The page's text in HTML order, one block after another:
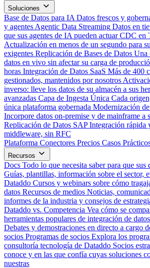
Soluciones
Base de Datos para IA Datos frescos y
y agentes Agentic Data Streaming Datos en
que sus agentes de IA pueden actuar CDC en
Actualización en menos de un segundo para
exigentes Replicación de Bases de Datos Una
datos en vivo sin afectar su carga de
horas Integración de Datos SaaS Más de 400
gestionados, mantenidos por nosotros
inverso: lleve los datos de su almacén a sus
avanzadas Capa de Ingesta Única Cada
única plataforma gobernada Modernización
Incorpore datos on-premise y de mainframe a
Replicación de Datos SAP Integración rápida
middleware, sin RFC
Plataforma Conectores Precios Casos
Recursos
Docs Todo lo que necesita saber para que sus
Guías, plantillas, información sobre el sector,
Dataddo Cursos y webinars sobre cómo
datos Recursos de medios Noticias,
informes de la industria y consejos de
Dataddo vs. Competencia Vea cómo se
herramientas populares de integración de datos
Debates y demostraciones en directo a cargo
socios Programas de socios Explora los
consultoría tecnología de Dataddo Socios
conoce y en las que confía cuyas soluciones
nuestras